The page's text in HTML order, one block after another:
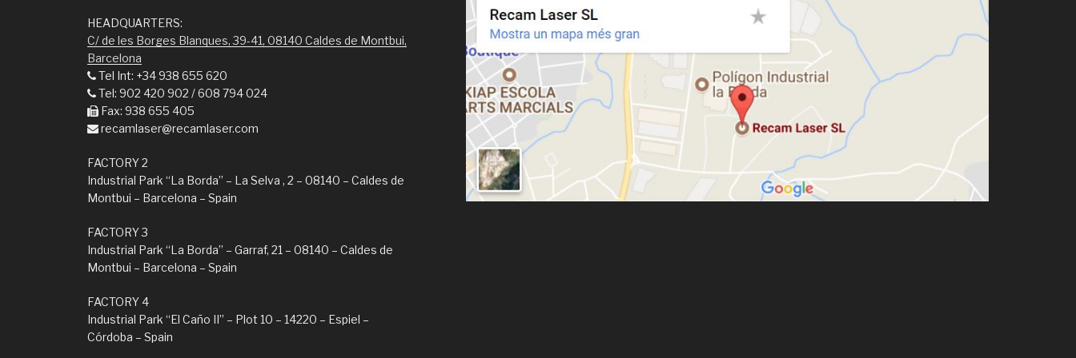
HEADQUARTERS:
C/ de les Borges Blanques, 39-41, 08140 Caldes de Montbui,
Barcelona
Tel Int: +34 938 655 620
Tel: 902 420 902 / 608 794 024
Fax: 938 655 405
recamlaser@recamlaser.com
FACTORY 2
Industrial Park “La Borda” – La Selva , 2 – 08140 – Caldes de
Montbui – Barcelona – Spain
FACTORY 3
Industrial Park “La Borda” – Garraf, 21 – 08140 – Caldes de
Montbui – Barcelona – Spain
FACTORY 4
Industrial Park “El Caño II” – Plot 10 – 14220 – Espiel –
Córdoba – Spain